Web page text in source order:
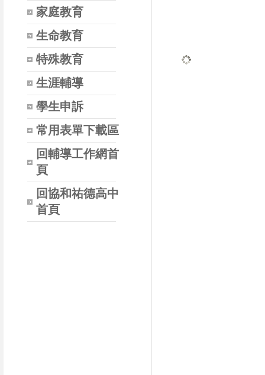
家庭教育
生命教育
特殊教育
生涯輔導
學生申訴
常用表單下載區
回輔導工作網首
頁
回協和祐德高中
首頁